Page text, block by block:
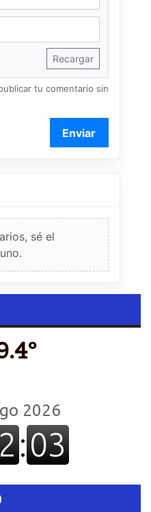
Recargar
tu comentario sin
Enviar
sé el